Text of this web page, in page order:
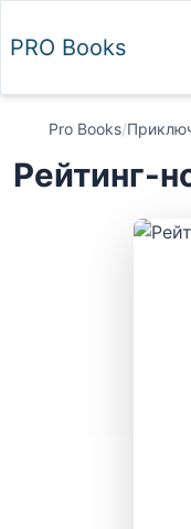
PRO Books
Pro Books/
Рейтинг-